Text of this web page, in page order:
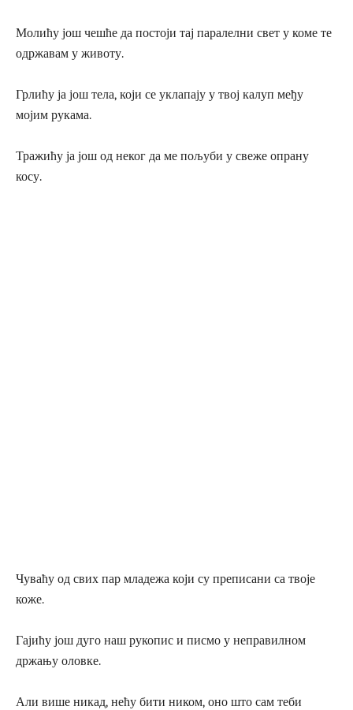
Молићу још чешће да постоји тај паралелни свет у коме те
одржавам у животу.
Грлићу ја још тела, који се уклапају у твој калуп међу
мојим рукама.
Тражићу ја још од неког да ме пољуби у свеже опрану
косу.
Чуваћу од свих пар младежа који су преписани са твоје
коже.
Гајићу још дуго наш рукопис и писмо у неправилном
држању оловке.
Али више никад, нећу бити ником, оно што сам теби